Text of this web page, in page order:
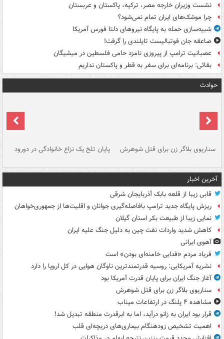
نشست وزیران خارجه مصر، ترکیه، پاکستان و عربستان
چرا موشک‌های ایران تمام نمی‌شود؟
شبیه‌سازی حمله به پایگاه نیروهای دلتا فورس آمریکا
صاعقه جان فوتبالیست تایلندی را گرفت!
عصبانیت ترامپ از پیروزی نامزد حامی فلسطین در میشیگان
بقائی: برنامه‌ای برای سفر به قطر و پاکستان نداریم
حوادث
سناریوی بلاگر زن برای قتل شوهرش پایان تلخ یک نزاع خانوادگی در دورود
آخرین اخبار
قابی زیبا از قلعه بابک آذربایجان شرقی
ریزش پایگاه جدید ترامپ بافاصله‌گیری جوانان و اقلیت‌ها از جمهوری‌خواهان
نمایی زیبا از طبیعت بکر استان گیلان
کاهش شدید واردات نفت چین به دلیل جنگ علیه ایران
آهوی ایرانی
فریاد مردم «فدایی خامنه‌ای بودن» است
نشریه آمریکایی: روسیه قدرتمندترین ناوگان هوایی در کل اروپا را دارد
آغاز جنگ ایران برای پایان قدرت آمریکا بود
سناریوی بلاگر زن برای قتل شوهرش
مشاهده ۴ پلنگ در ارتفاعات میناب
قرار بود ایران به زانو درآید، اما به ابرقدرت منطقه تبدیل شد!
اهمیت تشخیص زودهنگام بیماری‌های دریچه‌ای قلب